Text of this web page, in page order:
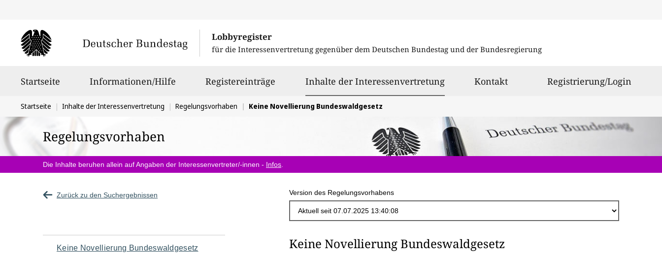
Lobbyregister
für die Interessenvertretung gegenüber dem Deutschen Bundestag und der Bundesregierung
Startseite Informationen/Hilfe Registereinträge Inhalte der Interessenvertretungausgewählt
Kontakt Registrierung/Login
Sie
befinden
sich
hier:
Startseite Inhalte der Interessenvertretung Regelungsvorhaben Keine Novellierung Bundeswaldgesetz
Regelungsvorhaben
Die Inhalte beruhen allein auf Angaben der Interessenvertreter/-innen - Infos
Zurück zu den Suchergebnissen Version des Regelungsvorhabens
Navigation
Keine Novellierung Bundeswaldgesetz Keine Novellierung Bundeswaldgesetz